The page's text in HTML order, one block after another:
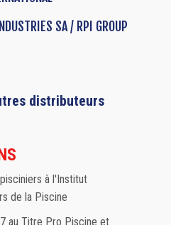
SA / RPI GROUP
distributeurs
à l'Institut
de la Piscine
au Titre Pro Piscine et